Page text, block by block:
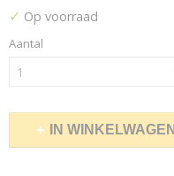
✓ Op voorraad
Aantal
IN WINKELWAGEN